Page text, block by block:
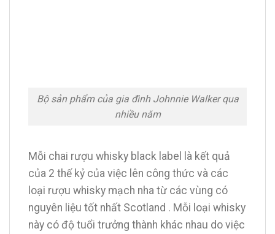
Bộ sản phẩm của gia đình Johnnie Walker qua
nhiều năm
Mỗi chai rượu whisky black label là kết quả
của 2 thế kỷ của việc lên công thức và các
loại rượu whisky mạch nha từ các vùng có
nguyên liệu tốt nhất Scotland . Mỗi loại whisky
này có độ tuổi trưởng thành khác nhau do việc